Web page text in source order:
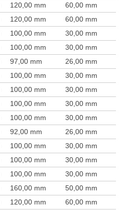
120,00 mm 60,00 mm
120,00 mm 60,00 mm
100,00 mm 30,00 mm
100,00 mm 30,00 mm
97,00 mm 26,00 mm
100,00 mm 30,00 mm
100,00 mm 30,00 mm
100,00 mm 30,00 mm
100,00 mm 30,00 mm
92,00 mm 26,00 mm
100,00 mm 30,00 mm
100,00 mm 30,00 mm
100,00 mm 30,00 mm
160,00 mm 50,00 mm
120,00 mm 60,00 mm